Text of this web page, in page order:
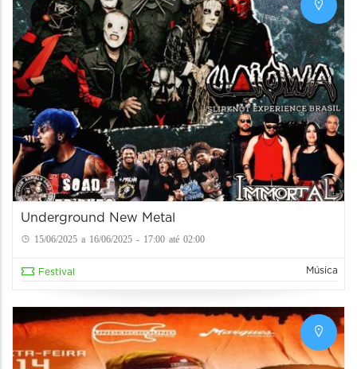
Underground New Metal
15/06/2025 a 16/06/2025 - 17:00 até 02:00
Festival Música